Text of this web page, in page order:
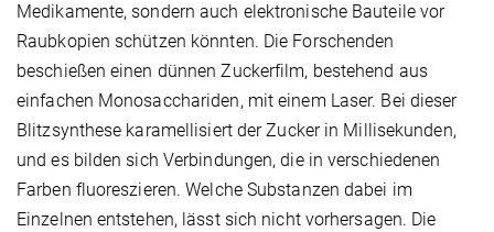
Medikamente, sondern auch elektronische Bauteile vor
Raubkopien schützen könnten. Die Forschenden
beschießen einen dünnen Zuckerfilm, bestehend aus
einfachen Monosacchariden, mit einem Laser. Bei dieser
Blitzsynthese karamellisiert der Zucker in Millisekunden,
und es bilden sich Verbindungen, die in verschiedenen
Farben fluoreszieren. Welche Substanzen dabei im
Einzelnen entstehen, lässt sich nicht vorhersagen. Die